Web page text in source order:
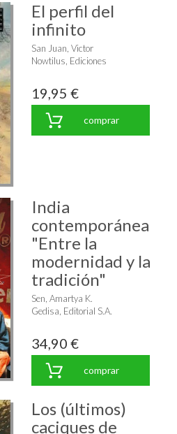
El perfil del
infinito
San Juan, Victor
Nowtilus, Ediciones
19,95 €
comprar
India
contemporánea
"Entre la
modernidad y la
tradición"
Sen, Amartya K.
Gedisa, Editorial S.A.
34,90 €
comprar
Los (últimos)
caciques de